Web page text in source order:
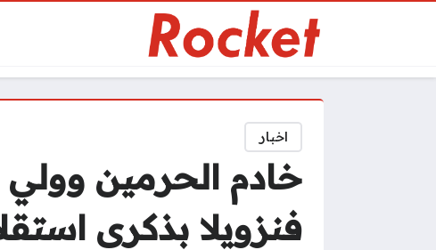
اخبار
خادم الحرمين وولي
فنزويلا بذكرى